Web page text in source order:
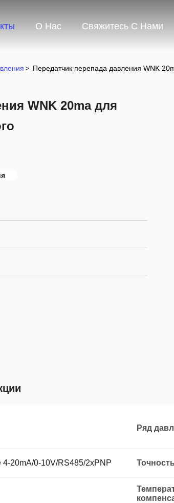
О Нас Свяжитесь С Нами
> Передатчик перепада давления WNK
WNK 20ma для
Ряд
4-20mA/0-10V/RS485/2xPNP